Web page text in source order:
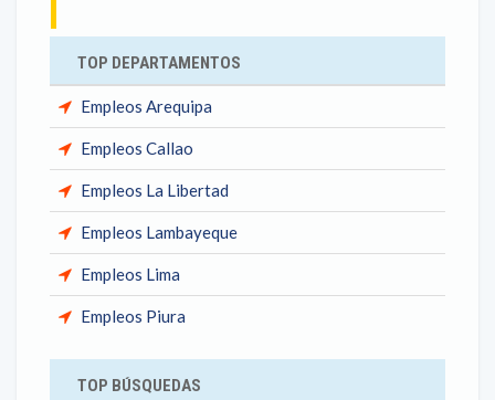
TOP DEPARTAMENTOS
Empleos Arequipa
Empleos Callao
Empleos La Libertad
Empleos Lambayeque
Empleos Lima
Empleos Piura
TOP BÚSQUEDAS